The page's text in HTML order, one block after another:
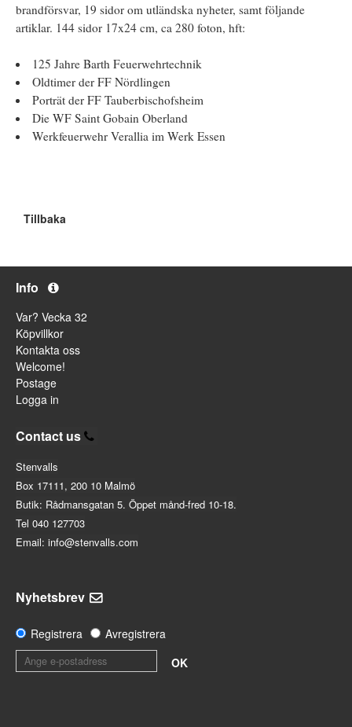
brandförsvar, 19 sidor om utländska nyheter, samt följande
artiklar. 144 sidor 17x24 cm, ca 280 foton, hft:
125 Jahre Barth Feuerwehrtechnik
Oldtimer der FF Nördlingen
Porträt der FF Tauberbischofsheim
Die WF Saint Gobain Oberland
Werkfeuerwehr Verallia im Werk Essen
Tillbaka
Info
Var? Vecka 32
Köpvillkor
Kontakta oss
Welcome!
Postage
Logga in
Contact us
Stenvalls
Box 17111, 200 10 Malmö
Butik: Rådmansgatan 5. Öppet månd-fred 10-18.
Tel 040 127703
Email: info@stenvalls.com
Nyhetsbrev
Registrera
Avregistrera
OK